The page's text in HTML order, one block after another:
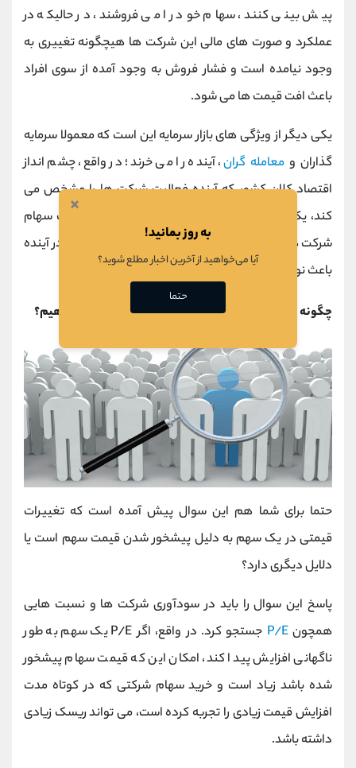
پیش بینی کنند، سهام خود را می فروشند، در حالیکه در
عملکرد و صورت های مالی این شرکت ها هیچگونه تغییری به
وجود نیامده است و فشار فروش به وجود آمده از سوی افراد
باعث افت قیمت ها می شود.
یکی دیگر از ویژگی های بازار سرمایه این است که معمولا سرمایه
گذاران ومعامله گران، آینده را می خرند؛ در واقع، چشم انداز
اقتصاد کلان کشور که آینده فعالیت شرکت ها را مشخص می
کند، یکی از مهمترین مولفه ها در پیشخور شدن قیمت سهام
شرکت ها است و گاهی اوقات، چشم انداز
در آینده
باعث نوسانات قیمتی در زمان حال می شود.
چگونه پیشخور شدن قیمت سهام شرکت ها را تشخیص دهیم؟
حتما برای شما هم این سوال پیش آمده است که تغییرات
قیمتی در یک سهم به دلیل پیشخور شدن قیمت سهم است یا
دلایل دیگری دارد؟
پاسخ این سوال را باید در سودآوری شرکت ها و نسبت هایی
همچونP/E
جستجو کرد. در واقع، اگر P/E یک سهم به طور
ناگهانی افزایش پیدا کند، امکان این که قیمت سهام پیشخور
شده باشد زیاد است و خرید سهام شرکتی که در کوتاه مدت
افزایش قیمت زیادی را تجربه کرده است، می تواند ریسک زیادی
داشته باشد.
×
به روز بمانید!
آیا می‌خواهید از آخرین اخبار مطلع شوید؟
حتما